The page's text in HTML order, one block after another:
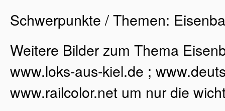
Schwerpunkte / Themen:
Weitere Bilder zum Thema
www.loks-aus-kiel.de ;
www.railcolor.net um nur die